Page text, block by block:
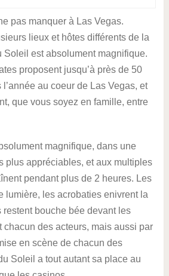
pas manquer à Las Vegas.
lieux et hôtes différents de la
Soleil est absolument magnifique.
proposent jusqu’à près de 50
au coeur de Las Vegas, et
que vous soyez en famille, entre
magnifique, dans une
plus appréciables, et aux multiples
pendant plus de 2 heures. Les
lumière, les acrobaties enivrent la
bouche bée devant les
chacun des acteurs, mais aussi par
en scène de chacun des
Soleil a tout autant sa place au